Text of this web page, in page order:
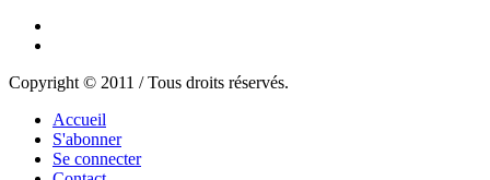
Copyright © 2011 / Tous droits réservés.
Accueil
S'abonner
Se connecter